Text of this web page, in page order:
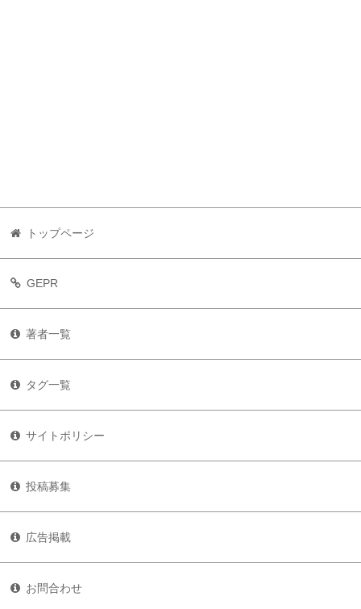
トップページ
GEPR
著者一覧
タグ一覧
サイトポリシー
投稿募集
広告掲載
お問合わせ